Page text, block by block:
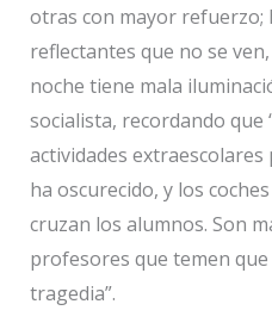
otras con mayor refuerzo;
reflectantes que no se
noche tiene mala
socialista, recordando que
actividades
ha oscurecido, y los
cruzan los alumnos. Son
profesores que temen
tragedia”.